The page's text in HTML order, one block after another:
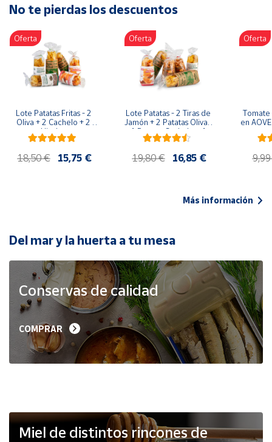
Artesanía
Oficina y
Papelería
Para Canarias,
Ceuta y Melilla
populares
Bono
Cultural
de Correos
Market
Productos
Solidarios
Ayuda
Vendedores
No te pierdas los descuentos
Oferta
Lote Patatas Fritas - 2
Oliva + 2 Cachelo + 2
Hierbas
18,50 € 15,75 €
Oferta
Lote Patatas - 2 Tiras de
Jamón + 2 Patatas Oliva +
1 Patatas Cachelo + 1
Patatas Hierbas
19,80 € 16,85 €
Oferta
en
Más información
Del mar y la huerta a tu mesa
Conservas de calidad
COMPRAR
Miel de distintos rincones de